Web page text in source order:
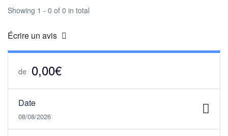
Showing 1 - 0 of 0 in total
Écrire un avis
de 0,00€
Date
08/08/2026